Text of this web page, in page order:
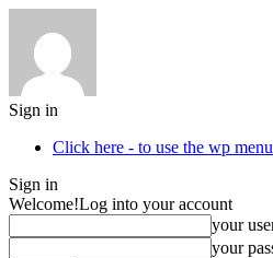
Sign in
Click here - to use the wp
Sign in
Welcome!Log into your account
your
your